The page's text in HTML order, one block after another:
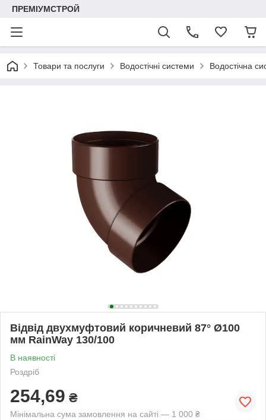
ПРЕМІУМСТРОЙ
Товари та послуги Водостічні системи Водостічна
Відвід двухмуфтовий коричневий 87° Ø100
мм RainWay 130/100
В наявності
Роздріб
254,69 ₴
Мінімальна сума замовлення на сайті — 1 000 ₴